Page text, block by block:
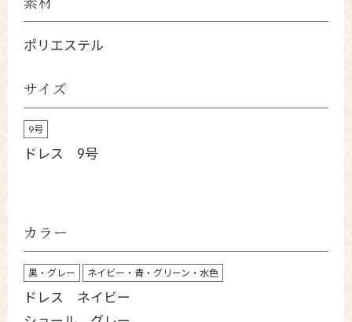
ポリエステル
サイズ
9号
ドレス 9号
カラー
黒・グレー ネイビー・青・グリーン・水色
ドレス ネイビー